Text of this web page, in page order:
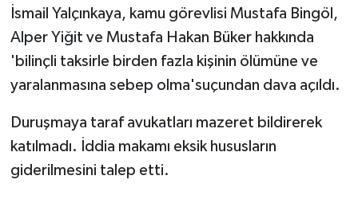
İsmail Yalçınkaya, kamu görevlisi Mustafa Bingöl,
Alper Yiğit ve Mustafa Hakan Büker hakkında
'bilinçli taksirle birden fazla kişinin ölümüne ve
yaralanmasına sebep olma'suçundan dava açıldı.
Duruşmaya taraf avukatları mazeret bildirerek
katılmadı. İddia makamı eksik hususların
giderilmesini talep etti.